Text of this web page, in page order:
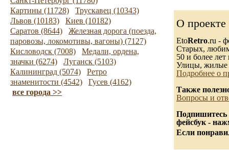
Картины (11728)
Трускавец (10343)
Львов (10183)
Киев (10182)
Саратов (8644)
Железная дорога (поезда,
паровозы, локомотивы, вагоны) (7127)
Кисловодск (7008)
Медали, ордена,
значки (6274)
Луганск (5103)
Калининград (5074)
Ретро
знаменитости (4542)
Гусев (4162)
все города >>
О проекте
EtoRetro.ru -
Старых,
50 и более лет
Улицы, жилые
Подробнее о
Также
Вопросы и
Подпишитесь
фейсбук -
Если